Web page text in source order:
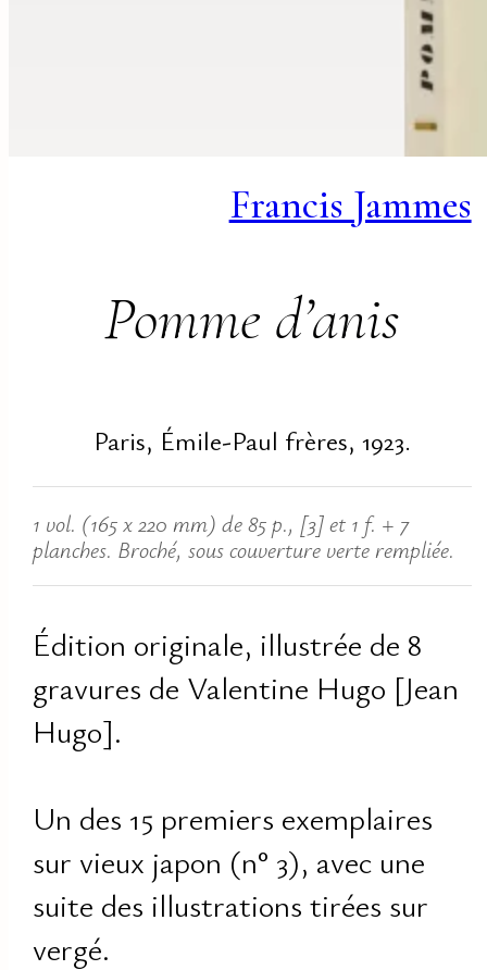
Francis Jammes
Pomme d’anis
Paris, Émile-Paul frères, 1923.
1 vol. (165 x 220 mm) de 85 p., [3] et 1 f. + 7
planches. Broché, sous couverture verte rempliée.
Édition originale, illustrée de 8
gravures de Valentine Hugo [Jean
Hugo].
Un des 15 premiers exemplaires
sur vieux japon (n° 3), avec une
suite des illustrations tirées sur
vergé.